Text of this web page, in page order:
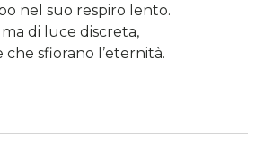
nel suo respiro lento.
di luce discreta,
sfiorano l’eternità.